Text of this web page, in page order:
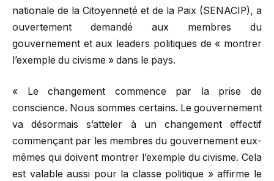
nationale de la Citoyenneté et de la Paix (SENACIP), a
ouvertement demandé aux membres du
gouvernement et aux leaders politiques de « montrer
l’exemple du civisme » dans le pays.
« Le changement commence par la prise de
conscience. Nous sommes certains. Le gouvernement
va désormais s’atteler à un changement effectif
commençant par les membres du gouvernement eux-
mêmes qui doivent montrer l’exemple du civisme. Cela
est valable aussi pour la classe politique » affirme le